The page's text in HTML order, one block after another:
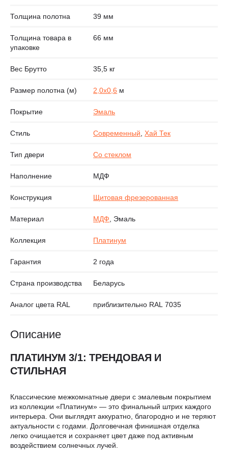
Толщина полотна 39 мм
Толщина товара в
упаковке
66 мм
Вес Брутто 35,5 кг
Размер полотна (м) 2,0х0,6 м
Покрытие Эмаль
Стиль Современный,Хай Тек
Тип двери Со стеклом
Наполнение МДФ
Конструкция Щитовая фрезерованная
Материал МДФ, Эмаль
Коллекция Платинум
Гарантия 2 года
Страна производства Беларусь
Аналог цвета RAL приблизительно RAL 7035
Описание
ПЛАТИНУМ 3/1: ТРЕНДОВАЯ И
СТИЛЬНАЯ
Классические межкомнатные двери с эмалевым покрытием
из коллекции «Платинум» — это финальный штрих каждого
интерьера. Они выглядят аккуратно, благородно и не теряют
актуальности с годами. Долговечная финишная отделка
легко очищается и сохраняет цвет даже под активным
воздействием солнечных лучей.